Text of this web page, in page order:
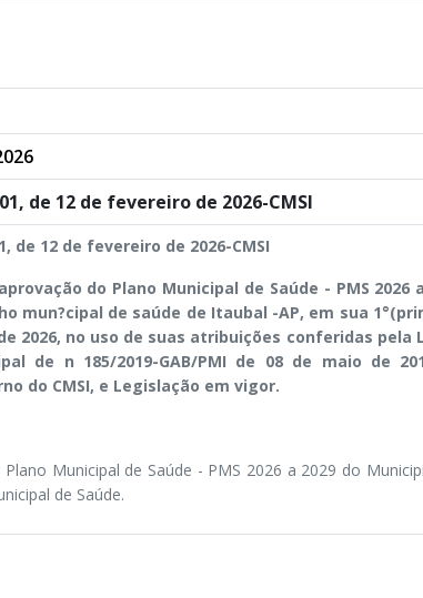
de 12 de fevereiro de 2026-CMSI
de 12 de fevereiro de 2026-CMSI
do Plano Municipal de Saúde - PMS 2026
mun?cipal de saúde de Itaubal -AP, em sua
2026, no uso de suas atribuições conferidas pela
de n 185/2019-GAB/PMI de 08 de maio de
do CMSI, e Legislação em vigor.
Municipal de Saúde - PMS 2026 a 2029 do
de Saúde.